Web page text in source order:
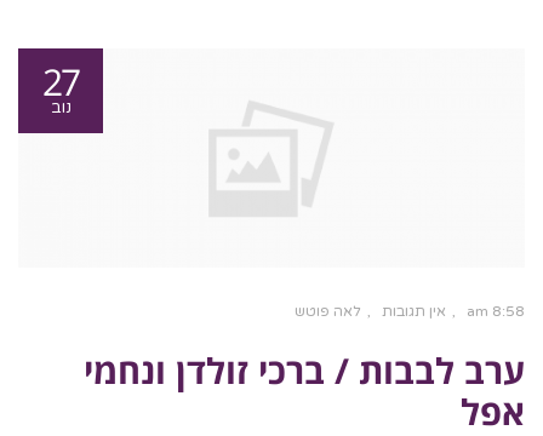
27
נוב
8:58 am אין תגובות לאה פוטש
ערב לבבות / ברכי זולדן ונחמי
אפל